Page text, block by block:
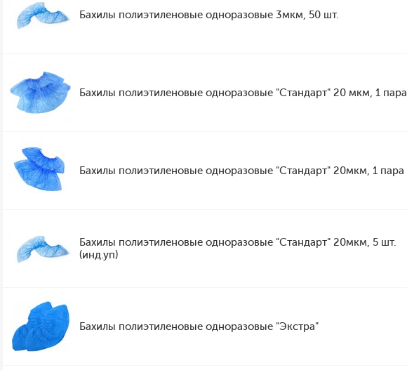
Бахилы полиэтиленовые одноразовые 3мкм, 50 шт.
Бахилы полиэтиленовые одноразовые "Стандарт" 20 мкм, 1 пара
Бахилы полиэтиленовые одноразовые "Стандарт" 20мкм, 1 пара
Бахилы полиэтиленовые одноразовые "Стандарт" 20мкм, 5 шт.
(инд.уп)
Бахилы полиэтиленовые одноразовые "Экстра"